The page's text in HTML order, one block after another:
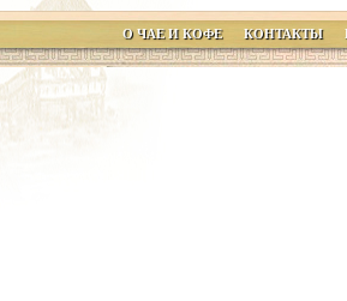
О ЧАЕ И КОФЕ КОНТАКТЫ